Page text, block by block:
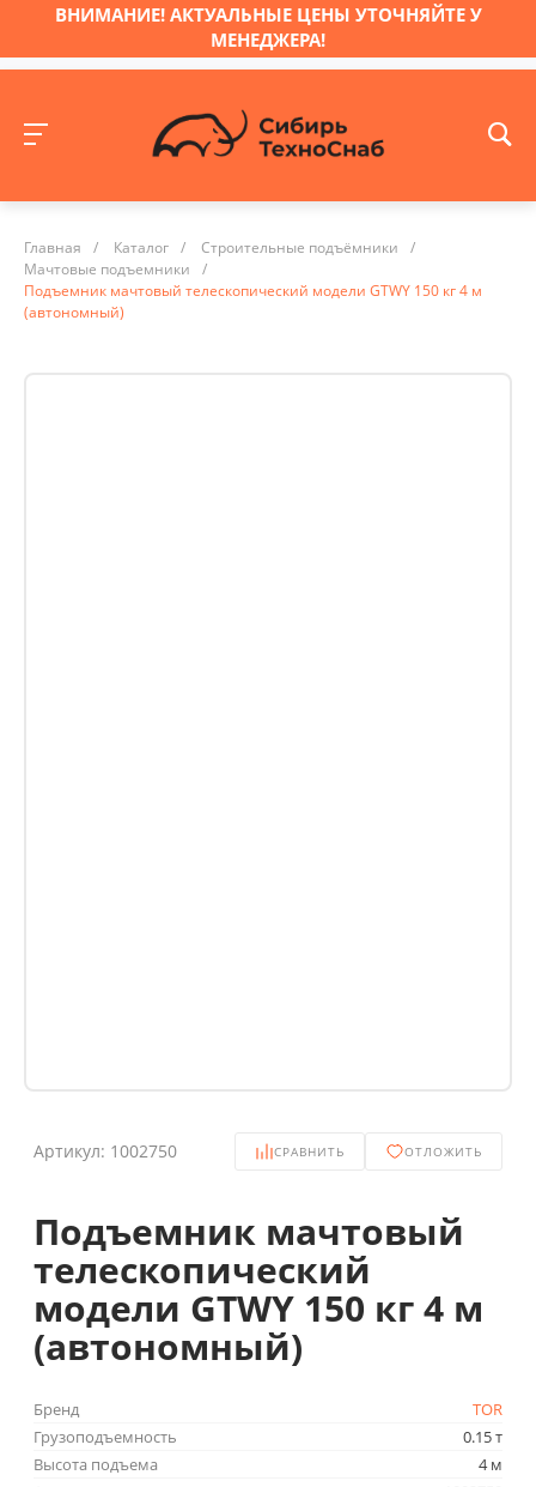
ВНИМАНИЕ! АКТУАЛЬНЫЕ ЦЕНЫ УТОЧНЯЙТЕ У
МЕНЕДЖЕРА!
Главная / Каталог / Строительные подъёмники
/
Мачтовые подъемники
/
Подъемник мачтовый телескопический модели GTWY 150 кг 4 м
(автономный)
Артикул: 1002750 СРАВНИТЬ ОТЛОЖИТЬ
Подъемник мачтовый
телескопический
модели GTWY 150 кг 4 м
(автономный)
Бренд
TOR
Грузоподъемность
0.15 т
Высота подъема
4 м